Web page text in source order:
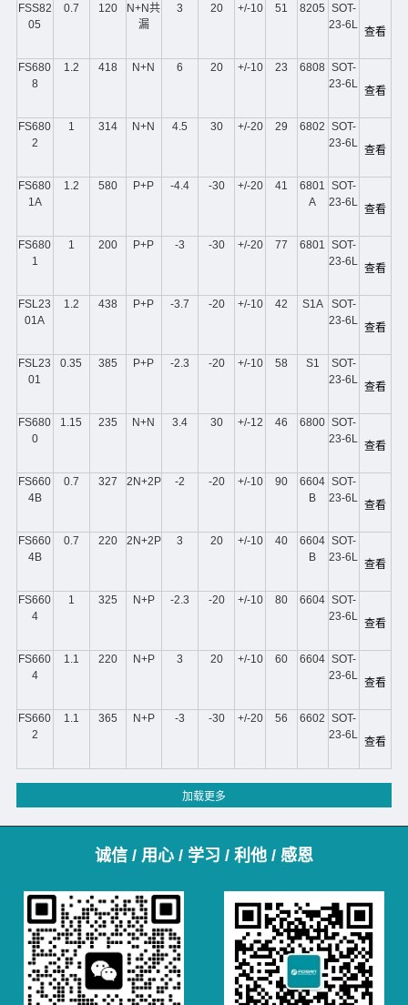
FSS82
05
0.7 120
N+N共
漏
3 20 +/-10 51 8205 SOT-
23-6L
查看
FS680
8
1.2 418 N+N 6 20 +/-10 23 6808 SOT-
23-6L
查看
FS680
2
1 314 N+N 4.5 30 +/-20 29 6802 SOT-
23-6L
查看
FS680
1A
1.2 580 P+P -4.4 -30 +/-20 41
6801
A
SOT-
23-6L
查看
FS680
1
1 200 P+P -3 -30 +/-20 77 6801
SOT-
23-6L
查看
FSL23
01A
1.2 438 P+P -3.7 -20 +/-10 42 S1A
SOT-
23-6L
查看
FSL23
01
0.35 385 P+P -2.3 -20 +/-10 58 S1
SOT-
23-6L
查看
FS680
0
1.15 235 N+N 3.4 30 +/-12 46 6800 SOT-
23-6L
查看
FS660
4B
0.7 327 2N+2P -2 -20 +/-10 90
6604
B
SOT-
23-6L
查看
FS660
4B
0.7 220 2N+2P 3 20 +/-10 40
6604
B
SOT-
23-6L
查看
FS660
4
1 325 N+P -2.3 -20 +/-10 80 6604 SOT-
23-6L
查看
FS660
4
1.1 220 N+P 3 20 +/-10 60 6604 SOT-
23-6L
查看
FS660
2
1.1 365 N+P -3 -30 +/-20 56 6602 SOT-
23-6L
查看
诚信 / 用心 / 学习 / 利他 / 感恩